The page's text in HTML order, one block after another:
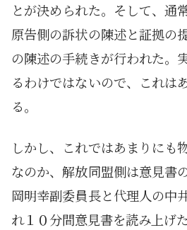
とが決められた。そして、通
原告側の訴状の陳述と証拠の
の陳述の手続きが行われた。
るわけではないので、これは
る。
しかし、これではあまりにも
なのか、解放同盟側は意見書
岡明幸副委員長と代理人の中
れ１０分間意見書を読み上げた